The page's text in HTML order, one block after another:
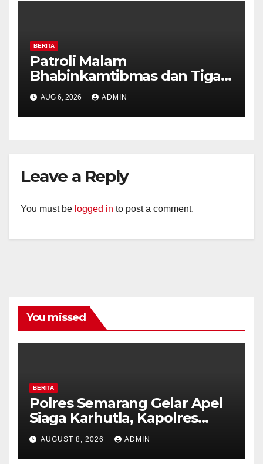
BERITA
Patroli Malam
Bhabinkamtibmas dan Tiga
Pilar Kelurahan Ungaran
Perkuat Kamtibmas, Warga
Diajak Aktifkan Ronda
AUG 6, 2026 ADMIN
Leave a Reply
You must be logged in to post a comment.
You missed
BERITA
Polres Semarang Gelar Apel
Siaga Karhutla, Kapolres
Tekankan Sinergi dan
Kesiapsiagaan Hadapi Musim
AUGUST 8, 2026 ADMIN